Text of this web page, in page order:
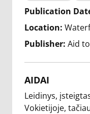
Publication
Location:
Publisher: Aid
AIDAI
Leidinys,
Vokietijoje,